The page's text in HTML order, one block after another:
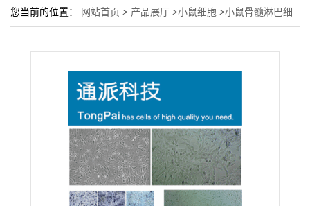
您当前的位置： 网站首页 > 产品展厅 >小鼠细胞 >小鼠骨髓淋巴细